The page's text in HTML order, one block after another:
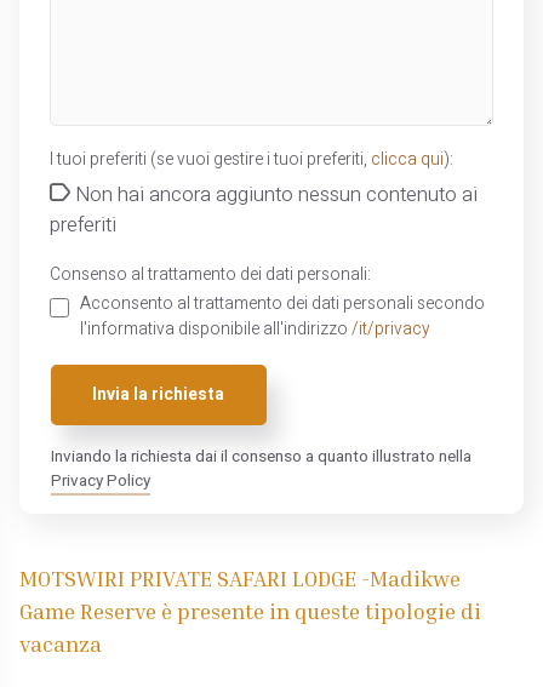
I tuoi preferiti (se vuoi gestire i tuoi preferiti, clicca qui):
Non hai ancora aggiunto nessun contenuto ai
preferiti
Consenso al trattamento dei dati personali:
Acconsento al trattamento dei dati personali secondo
l'informativa disponibile all'indirizzo /it/privacy
Invia la richiesta
Inviando la richiesta dai il consenso a quanto illustrato nella
Privacy Policy
MOTSWIRI PRIVATE SAFARI LODGE -Madikwe
Game Reserve è presente in queste tipologie di
vacanza